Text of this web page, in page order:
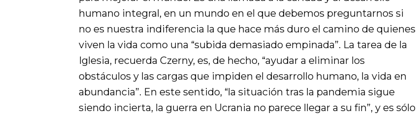
humano integral, en un mundo en el que debemos preguntarnos si
no es nuestra indiferencia la que hace más duro el camino de quienes
viven la vida como una “subida demasiado empinada”. La tarea de la
Iglesia, recuerda Czerny, es, de hecho, “ayudar a eliminar los
obstáculos y las cargas que impiden el desarrollo humano, la vida en
abundancia”. En este sentido, “la situación tras la pandemia sigue
siendo incierta, la guerra en Ucrania no parece llegar a su fin”, y es sólo